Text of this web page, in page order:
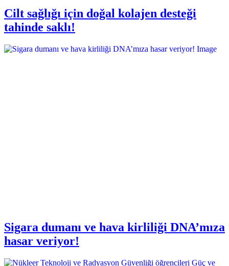
Cilt sağlığı için doğal kolajen desteği
tahinde saklı!
Sigara dumanı ve hava kirliliği DNA’mıza
hasar veriyor!